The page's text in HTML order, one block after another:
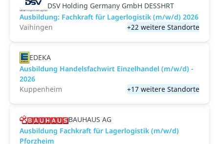
DSV Holding Germany GmbH DESSHRT
Ausbildung: Fachkraft für Lagerlogistik (m/w/d) 2026
Vaihingen
+22 weitere Standorte
EDEKA
Ausbildung Handelsfachwirt Einzelhandel (m/w/d) -
2026
Kuppenheim
+17 weitere Standorte
BAUHAUS AG
Ausbildung Fachkraft für Lagerlogistik (m/w/d)
Pforzheim